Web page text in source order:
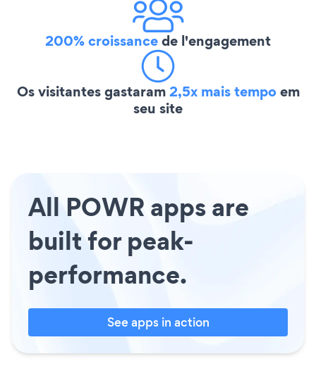
200% croissancede l'engagement
Os visitantes gastaram2,5x mais tempoem
seu site
All POWR apps are
built for peak-
performance.
See apps in action